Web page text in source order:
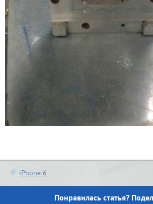
iPhone 6
Понравилась статья?